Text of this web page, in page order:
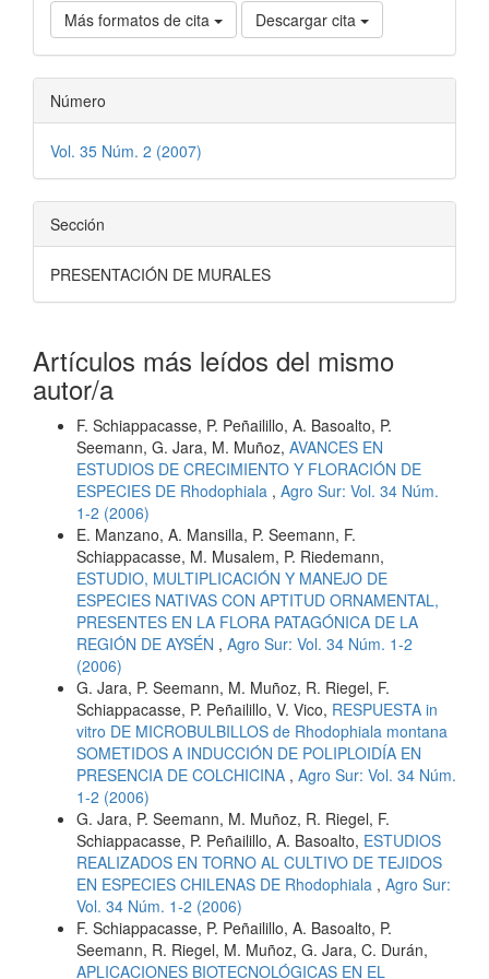
Más formatos de cita Descargar cita
Número
Vol. 35 Núm. 2 (2007)
Sección
PRESENTACIÓN DE MURALES
Artículos más leídos del mismo
autor/a
F. Schiappacasse, P. Peñailillo, A. Basoalto, P.
Seemann, G. Jara, M. Muñoz, AVANCES EN
ESTUDIOS DE CRECIMIENTO Y FLORACIÓN DE
ESPECIES DE Rhodophiala , Agro Sur: Vol. 34 Núm.
1-2 (2006)
E. Manzano, A. Mansilla, P. Seemann, F.
Schiappacasse, M. Musalem, P. Riedemann,
ESTUDIO, MULTIPLICACIÓN Y MANEJO DE
ESPECIES NATIVAS CON APTITUD ORNAMENTAL,
PRESENTES EN LA FLORA PATAGÓNICA DE LA
REGIÓN DE AYSÉN , Agro Sur: Vol. 34 Núm. 1-2
(2006)
G. Jara, P. Seemann, M. Muñoz, R. Riegel, F.
Schiappacasse, P. Peñailillo, V. Vico, RESPUESTA in
vitro DE MICROBULBILLOS de Rhodophiala montana
SOMETIDOS A INDUCCIÓN DE POLIPLOIDÍA EN
PRESENCIA DE COLCHICINA , Agro Sur: Vol. 34 Núm.
1-2 (2006)
G. Jara, P. Seemann, M. Muñoz, R. Riegel, F.
Schiappacasse, P. Peñailillo, A. Basoalto, ESTUDIOS
REALIZADOS EN TORNO AL CULTIVO DE TEJIDOS
EN ESPECIES CHILENAS DE Rhodophiala , Agro Sur:
Vol. 34 Núm. 1-2 (2006)
F. Schiappacasse, P. Peñailillo, A. Basoalto, P.
Seemann, R. Riegel, M. Muñoz, G. Jara, C. Durán,
APLICACIONES BIOTECNOLÓGICAS EN EL